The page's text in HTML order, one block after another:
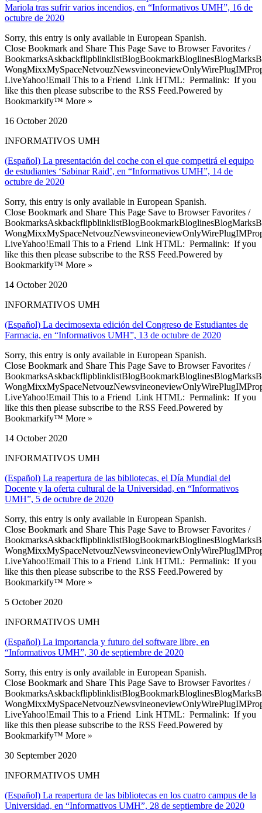
Mariola tras sufrir varios incendios, en “Informativos UMH”, 16 de
octubre de 2020
Sorry, this entry is only available in European Spanish.
Close Bookmark and Share This Page Save to Browser Favorites /
LiveYahoo!Email This to a Friend Link HTML: Permalink: If you
like this then please subscribe to the RSS Feed.Powered by
Bookmarkify™ More »
16 October 2020
INFORMATIVOS UMH
(Español) La presentación del coche con el que competirá el equipo
de estudiantes ‘Sabinar Raid’, en “Informativos UMH”, 14 de
octubre de 2020
Sorry, this entry is only available in European Spanish.
Close Bookmark and Share This Page Save to Browser Favorites /
LiveYahoo!Email This to a Friend Link HTML: Permalink: If you
like this then please subscribe to the RSS Feed.Powered by
Bookmarkify™ More »
14 October 2020
INFORMATIVOS UMH
(Español) La decimosexta edición del Congreso de Estudiantes de
Farmacia, en “Informativos UMH”, 13 de octubre de 2020
Sorry, this entry is only available in European Spanish.
Close Bookmark and Share This Page Save to Browser Favorites /
LiveYahoo!Email This to a Friend Link HTML: Permalink: If you
like this then please subscribe to the RSS Feed.Powered by
Bookmarkify™ More »
14 October 2020
INFORMATIVOS UMH
(Español) La reapertura de las bibliotecas, el Día Mundial del
Docente y la oferta cultural de la Universidad, en “Informativos
UMH”, 5 de octubre de 2020
Sorry, this entry is only available in European Spanish.
Close Bookmark and Share This Page Save to Browser Favorites /
LiveYahoo!Email This to a Friend Link HTML: Permalink: If you
like this then please subscribe to the RSS Feed.Powered by
Bookmarkify™ More »
5 October 2020
INFORMATIVOS UMH
(Español) La importancia y futuro del software libre, en
“Informativos UMH”, 30 de septiembre de 2020
Sorry, this entry is only available in European Spanish.
Close Bookmark and Share This Page Save to Browser Favorites /
LiveYahoo!Email This to a Friend Link HTML: Permalink: If you
like this then please subscribe to the RSS Feed.Powered by
Bookmarkify™ More »
30 September 2020
INFORMATIVOS UMH
(Español) La reapertura de las bibliotecas en los cuatro campus de la
Universidad, en “Informativos UMH”, 28 de septiembre de 2020